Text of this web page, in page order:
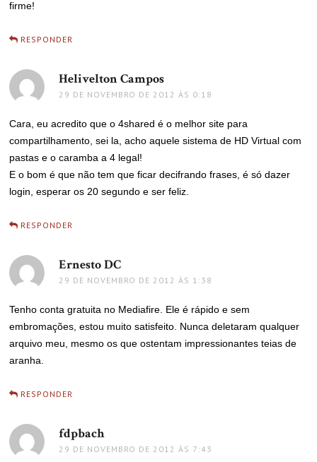
firme!
RESPONDER
Helivelton Campos
29 DE NOVEMBRO DE 2012 ÀS 0:18
Cara, eu acredito que o 4shared é o melhor site para
compartilhamento, sei la, acho aquele sistema de HD Virtual com
pastas e o caramba a 4 legal!
E o bom é que não tem que ficar decifrando frases, é só dazer
login, esperar os 20 segundo e ser feliz.
RESPONDER
Ernesto DC
29 DE NOVEMBRO DE 2012 ÀS 1:38
Tenho conta gratuita no Mediafire. Ele é rápido e sem
embromações, estou muito satisfeito. Nunca deletaram qualquer
arquivo meu, mesmo os que ostentam impressionantes teias de
aranha.
RESPONDER
fdpbachdisse:
29 DE NOVEMBRO DE 2012 ÀS 7:43